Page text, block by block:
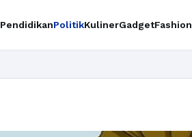
PendidikanPolitikKulinerGadgetFashion